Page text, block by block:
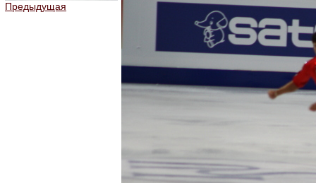
Предыдущая